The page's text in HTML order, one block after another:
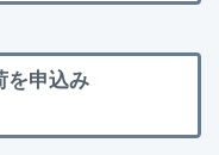
を申込み